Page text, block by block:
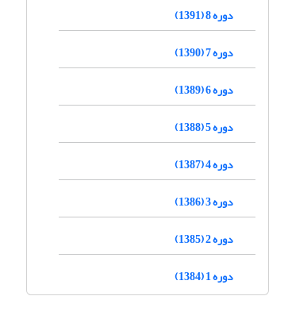
دوره 8 (1391)
دوره 7 (1390)
دوره 6 (1389)
دوره 5 (1388)
دوره 4 (1387)
دوره 3 (1386)
دوره 2 (1385)
دوره 1 (1384)